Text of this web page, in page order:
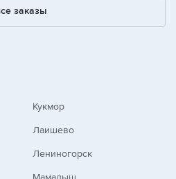
+ - /
заказы
Кукмор
Лаишево
Лениногорск